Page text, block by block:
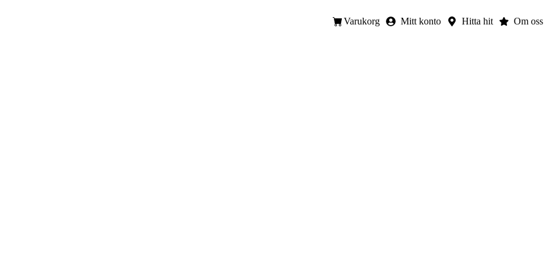
Varukorg Mitt konto Hitta hit Om oss